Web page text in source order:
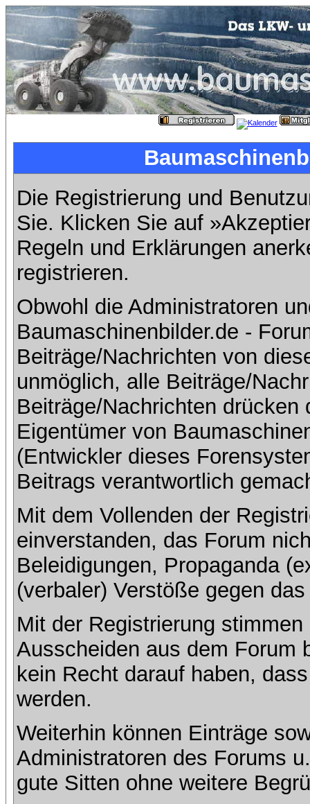
Die Registrierung und
Sie. Klicken Sie auf
Regeln und Erklärungen
registrieren.
Obwohl die Administratoren
Baumaschinenbilder.de -
Beiträge/Nachrichten von
unmöglich, alle Beiträge/
Beiträge/Nachrichten
Eigentümer von
(Entwickler dieses
Beitrags verantwortlich
Mit dem Vollenden der
einverstanden, das Forum
Beleidigungen, Propaganda
(verbaler) Verstöße gegen
Mit der Registrierung
Ausscheiden aus dem Forum
kein Recht darauf haben,
werden.
Weiterhin können Einträge
Administratoren des Forums
gute Sitten ohne weitere